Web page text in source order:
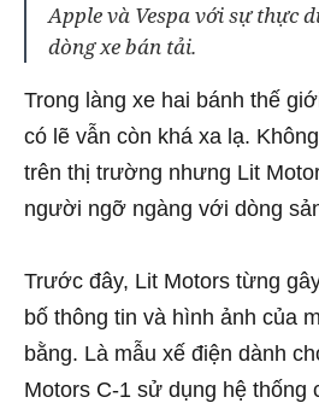
Apple và Vespa với sự thực
dòng xe bán tải.
Trong làng xe hai bánh thế
có lẽ vẫn còn khá xa lạ.
trên thị trường nhưng Lit
người ngỡ ngàng với dòng
Trước đây, Lit Motors từng
bố thông tin và hình ảnh của
bằng. Là mẫu xế điện dành
Motors C-1 sử dụng hệ thống